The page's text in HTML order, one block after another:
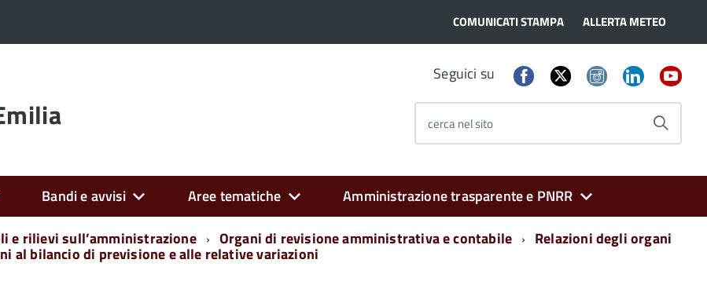
COMUNICATI STAMPA ALLERTA METEO
Seguici su
cerca nel sito
Bandi e avvisi Aree tematiche
Amministrazione trasparente e PNRR
e rilievi sull’amministrazione Organi di revisione amministrativa e contabile Relazioni degli organi
al bilancio di previsione e alle relative variazioni